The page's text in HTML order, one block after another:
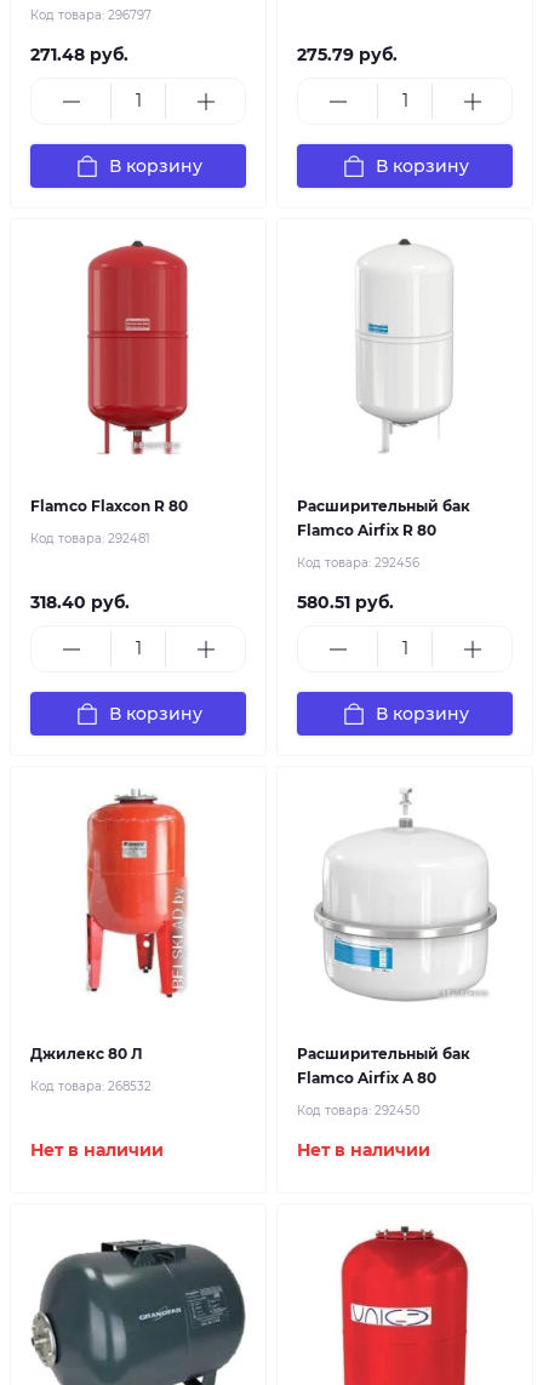
Код товара: 296797
271.48 руб.
В корзину
275.79 руб.
В корзину
Flamco Flaxcon R 80
Код товара: 292481
318.40 руб.
В корзину
Расширительный бак
Flamco Airfix R 80
Код товара: 292456
580.51 руб.
В корзину
Джилекс 80 Л
Код товара: 268532
Нет в наличии
Расширительный бак
Flamco Airfix A 80
Код товара: 292450
Нет в наличии